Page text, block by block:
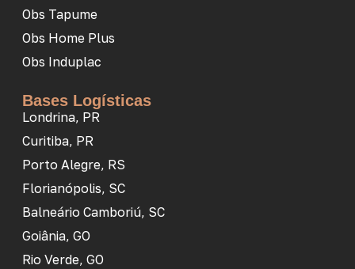
Obs Tapume
Obs Home Plus
Obs Induplac
Bases Logísticas
Londrina, PR
Curitiba, PR
Porto Alegre, RS
Florianópolis, SC
Balneário Camboriú, SC
Goiânia, GO
Rio Verde, GO